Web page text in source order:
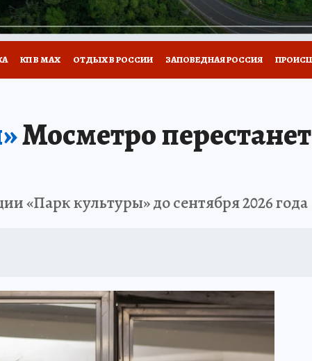
КП В МАХ ОТДЫХ В РОССИИ ЗАПОВЕДНАЯ РОССИЯ
Мосметро
«Парк культуры» до сентября 2026 года